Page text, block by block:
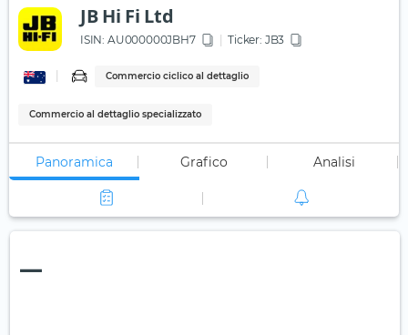
JB Hi Fi Ltd
ISIN: AU000000JBH7 Ticker: JB3
Commercio ciclico al dettaglio
Commercio al dettaglio specializzato
Panoramica Grafico Analisi
—